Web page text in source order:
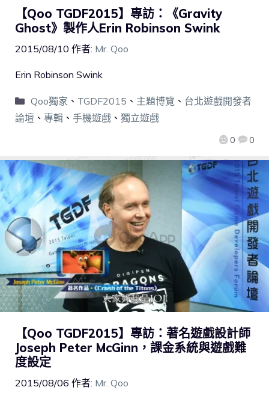
【Qoo TGDF2015】專訪：《Gravity
Ghost》製作人Erin Robinson Swink
2015/08/10 作者: Mr. Qoo
0 0
Erin Robinson Swink
Qoo獨家 、 TGDF2015 、 主題博覽 、 台北遊戲開發者
論壇 、 專輯 、 手機遊戲 、 獨立遊戲
【Qoo TGDF2015】專訪：著名遊戲設計師
Joseph Peter McGinn，課金系統與遊戲難
度設定
2015/08/06 作者: Mr. Qoo